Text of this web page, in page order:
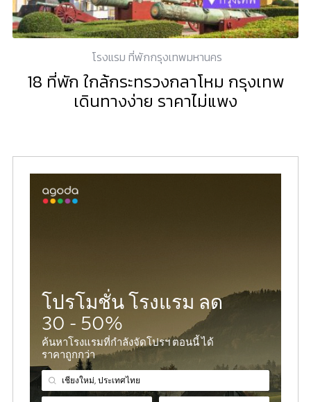
โรงแรม ที่พักกรุงเทพมหานคร
18 ที่พัก ใกล้กระทรวงกลาโหม กรุงเทพ
เดินทางง่าย ราคาไม่แพง